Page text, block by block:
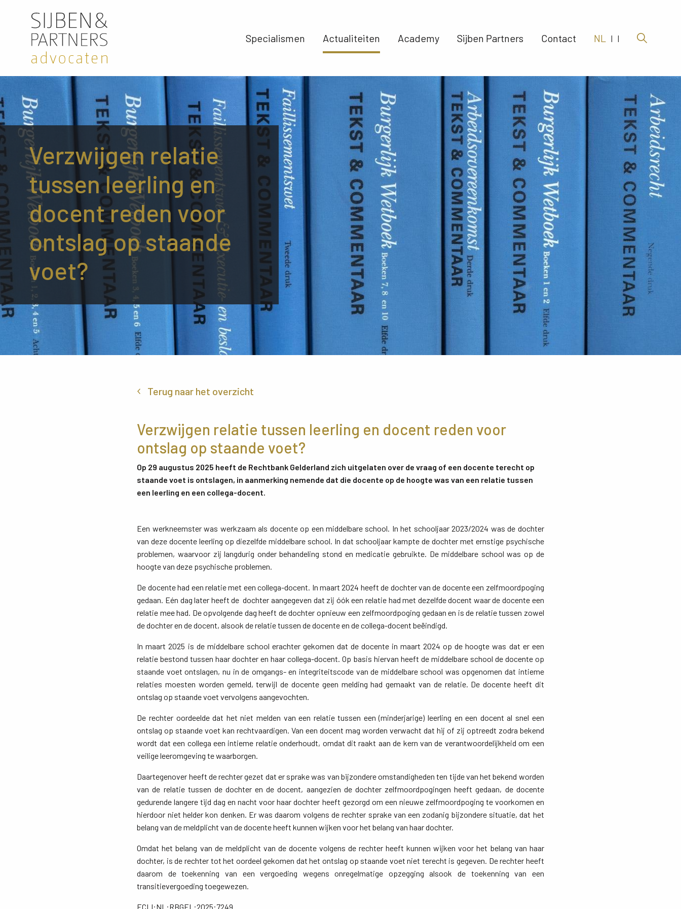
Specialismen Actualiteiten Academy Sijben Partners Contact NL | |
Verzwijgen relatie
tussen leerling en
docent reden voor
ontslag op staande
voet?
Terug naar het overzicht
Verzwijgen relatie tussen leerling en docent reden voor
ontslag op staande voet?
Op 29 augustus 2025 heeft de Rechtbank Gelderland zich uitgelaten over de vraag of een docente terecht op
staande voet is ontslagen, in aanmerking nemende dat die docente op de hoogte was van een relatie tussen
een leerling en een collega-docent.
Een werkneemster was werkzaam als docente op een middelbare school. In het schooljaar 2023/2024 was de dochter
van deze docente leerling op diezelfde middelbare school. In dat schooljaar kampte de dochter met ernstige psychische
problemen, waarvoor zij langdurig onder behandeling stond en medicatie gebruikte. De middelbare school was op de
hoogte van deze psychische problemen.
De docente had een relatie met een collega-docent. In maart 2024 heeft de dochter van de docente een zelfmoordpoging
gedaan. Eén dag later heeft de dochter aangegeven dat zij óók een relatie had met dezelfde docent waar de docente een
relatie mee had. De opvolgende dag heeft de dochter opnieuw een zelfmoordpoging gedaan en is de relatie tussen zowel
de dochter en de docent, alsook de relatie tussen de docente en de collega-docent beëindigd.
In maart 2025 is de middelbare school erachter gekomen dat de docente in maart 2024 op de hoogte was dat er een
relatie bestond tussen haar dochter en haar collega-docent. Op basis hiervan heeft de middelbare school de docente op
staande voet ontslagen, nu in de omgangs- en integriteitscode van de middelbare school was opgenomen dat intieme
relaties moesten worden gemeld, terwijl de docente geen melding had gemaakt van de relatie. De docente heeft dit
ontslag op staande voet vervolgens aangevochten.
De rechter oordeelde dat het niet melden van een relatie tussen een (minderjarige) leerling en een docent al snel een
ontslag op staande voet kan rechtvaardigen. Van een docent mag worden verwacht dat hij of zij optreedt zodra bekend
wordt dat een collega een intieme relatie onderhoudt, omdat dit raakt aan de kern van de verantwoordelijkheid om een
veilige leeromgeving te waarborgen.
Daartegenover heeft de rechter gezet dat er sprake was van bijzondere omstandigheden ten tijde van het bekend worden
van de relatie tussen de dochter en de docent, aangezien de dochter zelfmoordpogingen heeft gedaan, de docente
gedurende langere tijd dag en nacht voor haar dochter heeft gezorgd om een nieuwe zelfmoordpoging te voorkomen en
hierdoor niet helder kon denken. Er was daarom volgens de rechter sprake van een zodanig bijzondere situatie, dat het
belang van de meldplicht van de docente heeft kunnen wijken voor het belang van haar dochter.
Omdat het belang van de meldplicht van de docente volgens de rechter heeft kunnen wijken voor het belang van haar
dochter, is de rechter tot het oordeel gekomen dat het ontslag op staande voet niet terecht is gegeven. De rechter heeft
daarom de toekenning van een vergoeding wegens onregelmatige opzegging alsook de toekenning van een
transitievergoeding toegewezen.
ECLI:NL:RBGEL:2025:7249